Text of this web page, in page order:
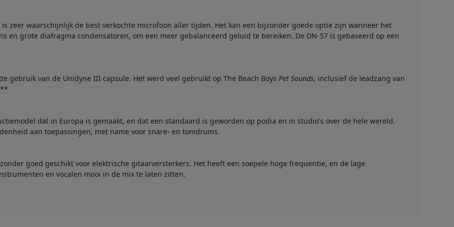
zeer waarschijnlijk de best verkochte microfoon aller tijden. Het kan een bijzonder goede optie zijn wanneer het
en grote diafragma condensatoren, om een meer gebalanceerd geluid te bereiken. De DN-57 is gebaseerd op een
gebruik van de Unidyne III capsule. Het werd veel gebruikt op The Beach Boys Pet Sounds, inclusief de leadzang van
dat in Europa is gemaakt, en dat een standaard is geworden op podia en in studio's over de hele wereld.
aan toepassingen, met name voor snare- en tomdrums.
goed geschikt voor elektrische gitaarversterkers. Het heeft een soepele hoge frequentie, en de lage
en vocalen mooi in de mix te laten zitten.